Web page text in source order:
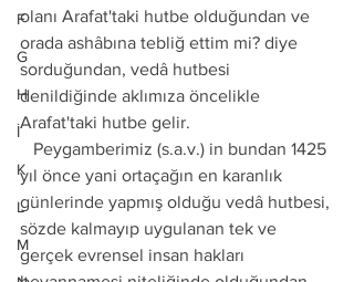
F
G
H
İ
K
L
M
olanı Arafat'taki hutbe olduğundan ve
orada ashâbına tebliğ ettim mi? diye
sorduğundan, vedâ hutbesi
denildiğinde aklımıza öncelikle
Arafat'taki hutbe gelir.
yıl önce yani ortaçağın en karanlık
günlerinde yapmış olduğu vedâ hutbesi,
sözde kalmayıp uygulanan tek ve
gerçek evrensel insan hakları